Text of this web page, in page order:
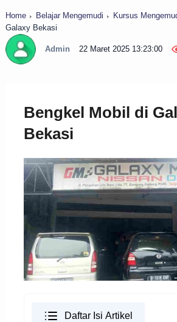
Home Belajar Mengemudi Kursus
Galaxy Bekasi
Admin 22 Maret 2025 13:23:00
Bengkel Mobil di
Bekasi
Daftar Isi Artikel